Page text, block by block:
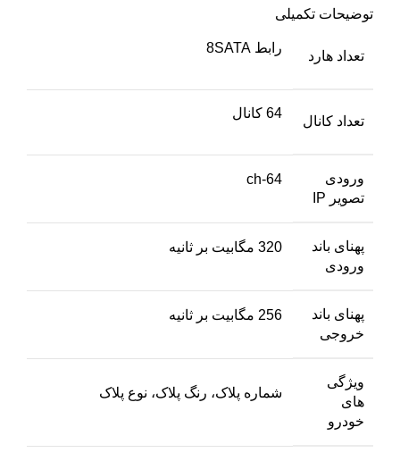
توضیحات تکمیلی
تعداد هارد
رابط 8SATA
تعداد کانال
64 کانال
ورودی
تصویر IP
64-ch
پهنای باند
ورودی
320 مگابیت بر ثانیه
پهنای باند
خروجی
256 مگابیت بر ثانیه
ویژگی
های
خودرو
شماره پلاک، رنگ پلاک، نوع پلاک